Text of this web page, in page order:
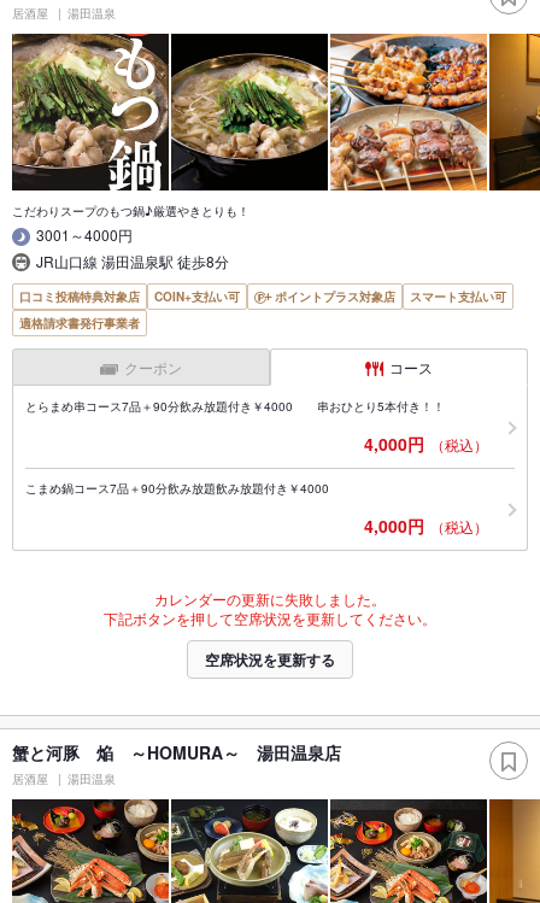
居酒屋 湯田温泉
こだわりスープのもつ鍋♪厳選やきとりも！
3001～4000円
JR山口線 湯田温泉駅 徒歩8分
口コミ投稿特典対象店 COIN+支払い可 ポイントプラス対象店
スマート支払い可
適格請求書発行事業者
クーポン コース
とらまめ串コース7品＋90分飲み放題付き￥4000 串おひとり5本付き！！
4,000円 （税込）
こまめ鍋コース7品＋90分飲み放題飲み放題付き￥4000
4,000円 （税込）
カレンダーの更新に失敗しました。
下記ボタンを押して空席状況を更新してください。
空席状況を更新する
蟹と河豚 焔 ～HOMURA～ 湯田温泉店
居酒屋 湯田温泉